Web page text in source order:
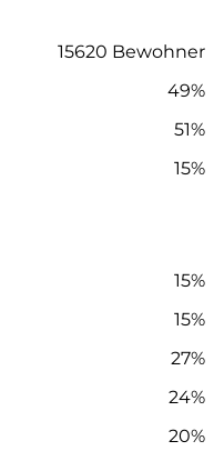
15620 Bewohner
49%
51%
15%
15%
15%
27%
24%
20%